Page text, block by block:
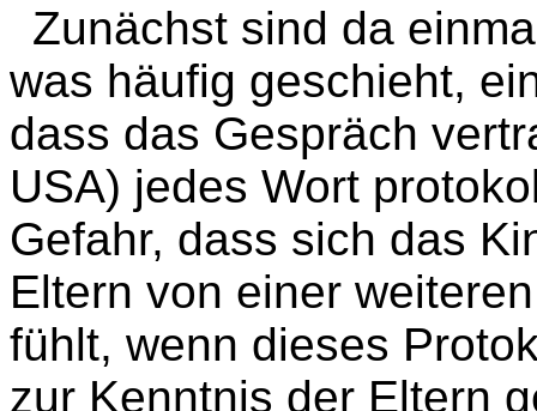
Zunächst sind da
was häufig geschieht,
dass das Gespräch
USA) jedes Wort
Gefahr, dass sich das
Eltern von einer
fühlt, wenn dieses
zur Kenntnis der Eltern